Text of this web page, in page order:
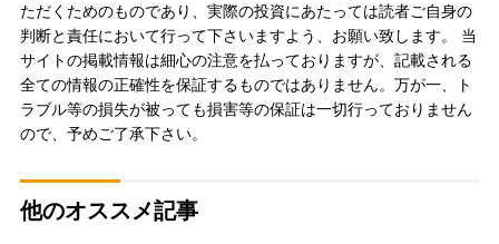
ただくためのものであり、実際の投資にあたっては読者ご自身の
判断と責任において行って下さいますよう、お願い致します。 当
サイトの掲載情報は細心の注意を払っておりますが、記載される
全ての情報の正確性を保証するものではありません。万が一、ト
ラブル等の損失が被っても損害等の保証は一切行っておりません
ので、予めご了承下さい。
他のオススメ記事